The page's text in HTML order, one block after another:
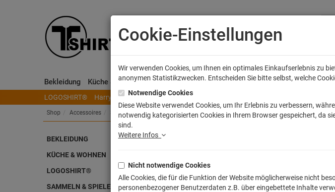
Bekleidung Küche & Wohnen Sammeln & Spielen Anime Bands Filme & Serien
LOGOSHIRT® Harry Potter Herr der Ringe Disney
Shop Accessoires Sportbeutel
BEKLEIDUNG
KÜCHE & WOHNEN
LOGOSHIRT®
SAMMELN & SPIELEN
Dharma Lost The
Artikelnummer: TLM2281TX
Cookie-Einstellungen
Wir verwenden Cookies, um Ihnen ein optimales Einkaufserlebnis zu
anonymen Statistikzwecken. Entscheiden Sie bitte selbst, welche
Notwendige Cookies
Diese Website verwendet Cookies, um Ihr Erlebnis zu verbessern,
notwendig kategorisierten Cookies in Ihrem Browser gespeichert, da
sind.
Weitere Infos
Nicht notwendige Cookies
Alle Cookies, die für die Funktion der Website möglicherweise nicht
personenbezogener Benutzerdaten z.B. über eingebettete Inhalte